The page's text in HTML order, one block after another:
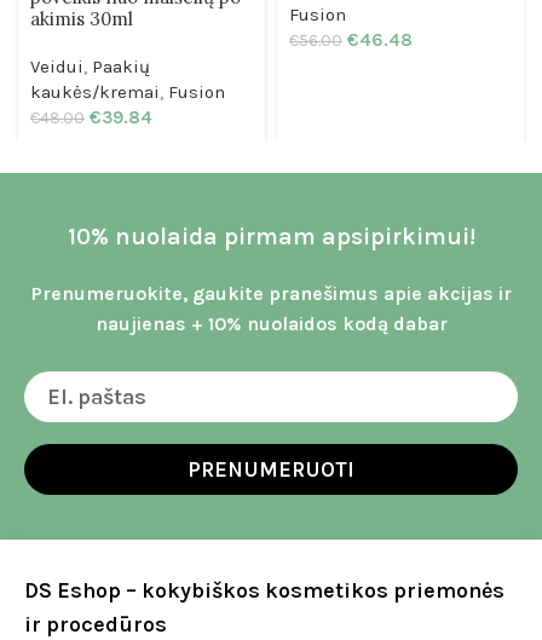
akimis 30ml
Veidui, Paakių
kaukės/kremai, Fusion
€48.00 €39.84
Fusion
€56.00 €46.48
10% nuolaida pirmam apsipirkimui!
Prenumeruokite, gaukite pranešimus apie akcijas ir
naujienas + 10% nuolaidos kodą dabar
PRENUMERUOTI
DS Eshop – kokybiškos kosmetikos priemonės
ir procedūros